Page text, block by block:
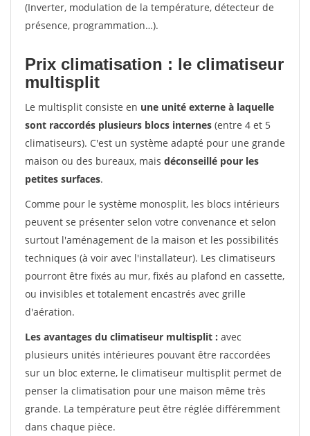
(Inverter, modulation de la température, détecteur de
présence, programmation…).
Prix climatisation : le climatiseur
multisplit
Le multisplit consiste en une unité externe à laquelle
sont raccordés plusieurs blocs internes (entre 4 et 5
climatiseurs). C'est un système adapté pour une grande
maison ou des bureaux, mais déconseillé pour les
petites surfaces.
Comme pour le système monosplit, les blocs intérieurs
peuvent se présenter selon votre convenance et selon
surtout l'aménagement de la maison et les possibilités
techniques (à voir avec l'installateur). Les climatiseurs
pourront être fixés au mur, fixés au plafond en cassette,
ou invisibles et totalement encastrés avec grille
d'aération.
Les avantages du climatiseur multisplit : avec
plusieurs unités intérieures pouvant être raccordées
sur un bloc externe, le climatiseur multisplit permet de
penser la climatisation pour une maison même très
grande. La température peut être réglée différemment
dans chaque pièce.